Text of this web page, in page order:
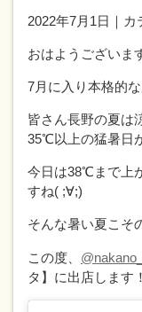
2022年7月1日｜カ
おはようございま
7月に入り本格的
皆さん長野の夏は
35℃以上の猛暑日
今日は38℃まで上
すね( ;∀;)
そんな暑い夏こそ
この度、
タ】に出店します！